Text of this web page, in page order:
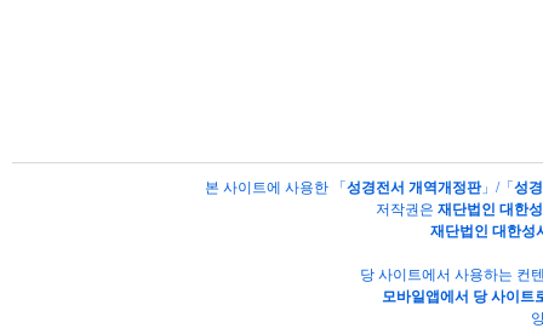
본 사이트에 사용한 「 성경전서 개역개정판」/「 성
저작권은 재단법인 대한
재단법인 대한성
당 사이트에서 사용하는 컨
모바일앱에서 당 사이트